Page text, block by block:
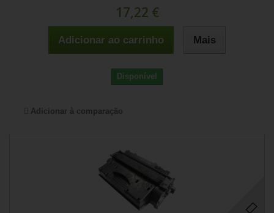
17,22 €
Adicionar ao carrinho Mais
Disponível
Adicionar à comparação